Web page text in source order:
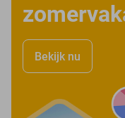
Bekijk nu